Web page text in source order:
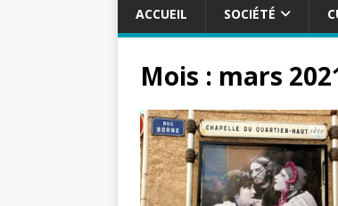
ACCUEIL SOCIÉTÉ
Mois : mars